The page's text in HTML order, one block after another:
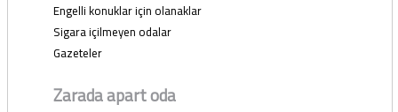
Engelli konuklar için olanaklar
Sigara içilmeyen odalar
Gazeteler
Zarada apart oda